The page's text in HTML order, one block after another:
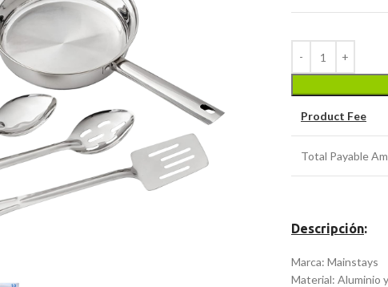
Product Fee
Total Payable
Descripción:
Marca: Mainstays
Material: Aluminio